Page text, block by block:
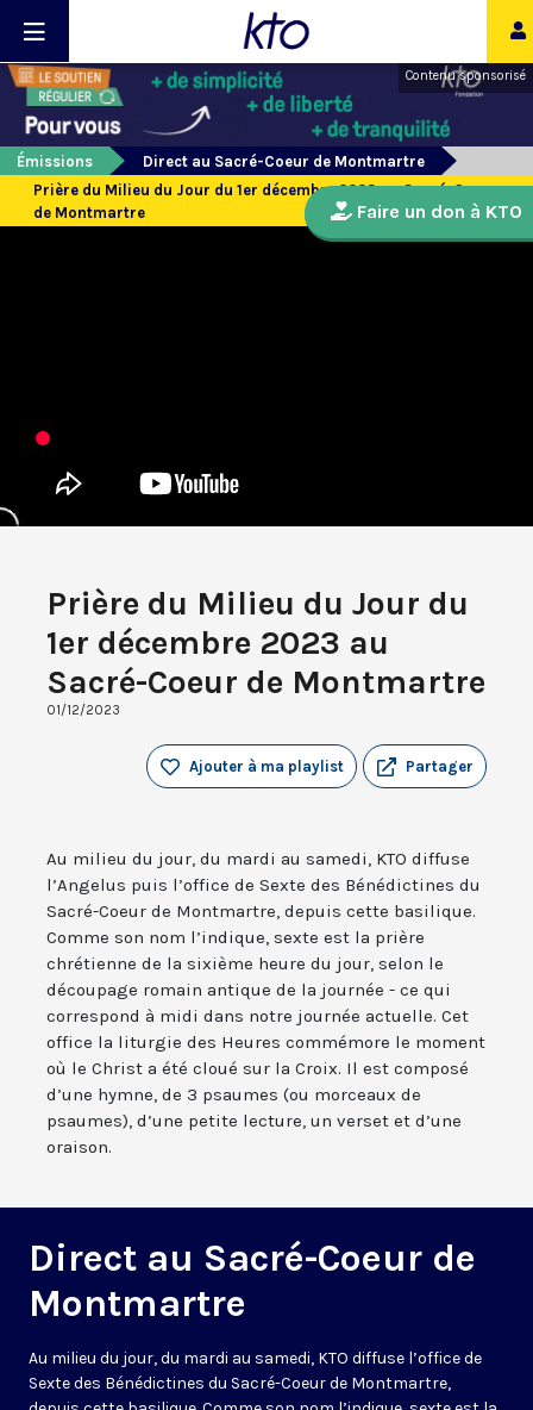
Contenu sponsorisé
Émissions
Direct au Sacré-Coeur de Montmartre
Prière du Milieu du Jour du 1er décembre 2023 au Sacré-Coeur
de Montmartre
Prière du Milieu du Jour du
1er décembre 2023 au
Sacré-Coeur de Montmartre
01/12/2023
Partager
Ajouter à ma playlist
Au milieu du jour, du mardi au samedi, KTO diffuse
l’Angelus puis l’office de Sexte des Bénédictines du
Sacré-Coeur de Montmartre, depuis cette basilique.
Comme son nom l’indique, sexte est la prière
chrétienne de la sixième heure du jour, selon le
découpage romain antique de la journée - ce qui
correspond à midi dans notre journée actuelle. Cet
office la liturgie des Heures commémore le moment
où le Christ a été cloué sur la Croix. Il est composé
d’une hymne, de 3 psaumes (ou morceaux de
psaumes), d’une petite lecture, un verset et d’une
oraison.
Direct au Sacré-Coeur de
Montmartre
Au milieu du jour, du mardi au samedi, KTO diffuse l’office de
Sexte des Bénédictines du Sacré-Coeur de Montmartre,
Faire un don à KTO